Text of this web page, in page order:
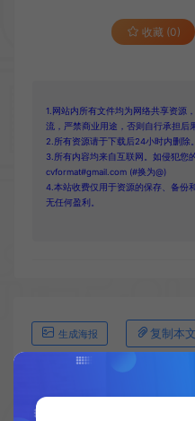
收藏 (0)
1.网站内所有文件均为网络共享资源
流，严禁商业用途，否则自行承担后
2.所有资源请于下载后24小时内删除
3.所有内容均来自互联网。如侵犯您
cvformat#gmail.com (#换为@)
4.本站收费仅用于资源的保存、备份
无任何盈利。
生成海报 复制本